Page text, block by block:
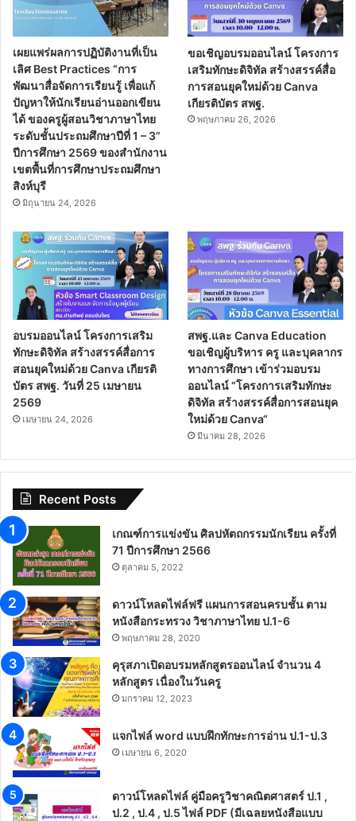
เผยแพร่ผลการปฏิบัติงานที่เป็น
เลิศ Best Practices “การ
พัฒนาสื่อจัดการเรียนรู้ เพื่อแก้
ปัญหาให้นักเรียนอ่านออกเขียน
ได้ ของครูผู้สอนวิชาภาษาไทย
ระดับชั้นประถมศึกษาปีที่ 1 – 3”
ปีการศึกษา 2569 ของสำนักงาน
เขตพื้นที่การศึกษาประถมศึกษา
สิงห์บุรี
มิถุนายน 24, 2026
ขอเชิญอบรมออนไลน์ โครงการ
เสริมทักษะดิจิทัล สร้างสรรค์สื่อ
การสอนยุคใหม่ด้วย Canva
เกียรติบัตร สพฐ.
พฤษภาคม 26, 2026
อบรมออนไลน์ โครงการเสริม
ทักษะดิจิทัล สร้างสรรค์สื่อการ
สอนยุคใหม่ด้วย Canva เกียรติ
บัตร สพฐ. วันที่ 25 เมษายน
2569
เมษายน 24, 2026
สพฐ.และ Canva Education
ขอเชิญผู้บริหาร ครู และบุคลากร
ทางการศึกษา เข้าร่วมอบรม
ออนไลน์ “โครงการเสริมทักษะ
ดิจิทัล สร้างสรรค์สื่อการสอนยุค
ใหม่ด้วย Canva“
มีนาคม 28, 2026
Recent Posts
เกณฑ์การแข่งขัน ศิลปหัตถกรรมนักเรียน ครั้งที่
71 ปีการศึกษา 2566
ตุลาคม 5, 2022
ดาวน์โหลดไฟล์ฟรี แผนการสอนครบชั้น ตาม
หนังสือกระทรวง วิชาภาษาไทย ป.1-6
พฤษภาคม 28, 2020
คุรุสภาเปิดอบรมหลักสูตรออนไลน์ จำนวน 4
หลักสูตร เนื่องในวันครู
มกราคม 12, 2023
แจกไฟล์ word แบบฝึกทักษะการอ่าน ป.1-ป.3
เมษายน 6, 2020
ดาวน์โหลดไฟล์ คู่มือครูวิชาคณิตศาสตร์ ป.1 ,
ป.2 , ป.4 , ป.5 ไฟล์ PDF (มีเฉลยหนังสือแบบ